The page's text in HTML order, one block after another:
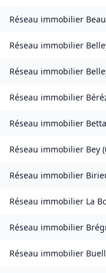
Réseau immobilier
Réseau immobilier
Réseau immobilier
Réseau immobilier
Réseau immobilier
Réseau immobilier Bey (
Réseau immobilier
Réseau immobilier La
Réseau immobilier
Réseau immobilier